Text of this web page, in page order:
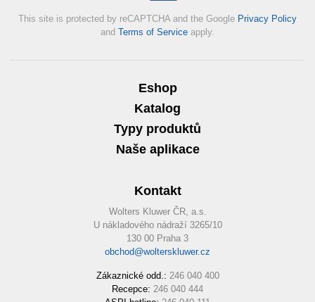
This site is protected by reCAPTCHA and the Google Privacy Policy
and Terms of Service apply.
Eshop
Katalog
Typy produktů
Naše aplikace
Kontakt
Wolters Kluwer ČR, a.s.
U nákladového nádraží 3265/10
130 00 Praha 3
obchod@wolterskluwer.cz
Zákaznické odd.: 246 040 400
Recepce: 246 040 444